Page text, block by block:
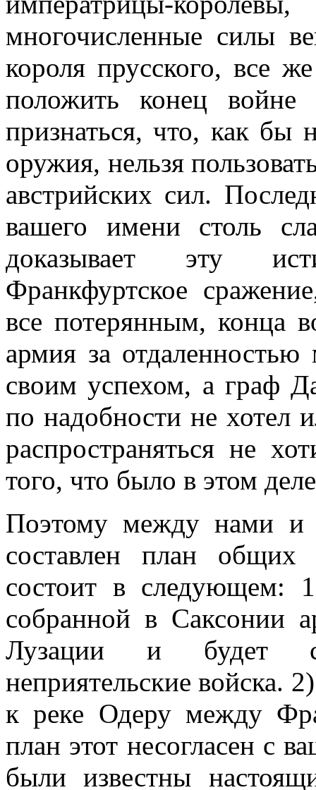
многочисленные силы
короля прусского, все
положить конец
признаться, что, как бы
оружия, нельзя
австрийских сил.
вашего имени столь
доказывает эту
Франкфуртское
все потерянным, конца
армия за отдаленностью
своим успехом, а граф
по надобности не хотел
распространяться не
того, что было в этом
Поэтому между нами и
составлен план
состоит в следующем:
собранной в Саксонии
Лузации и будет
неприятельские войска.
к реке Одеру между
план этот несогласен с
были известны